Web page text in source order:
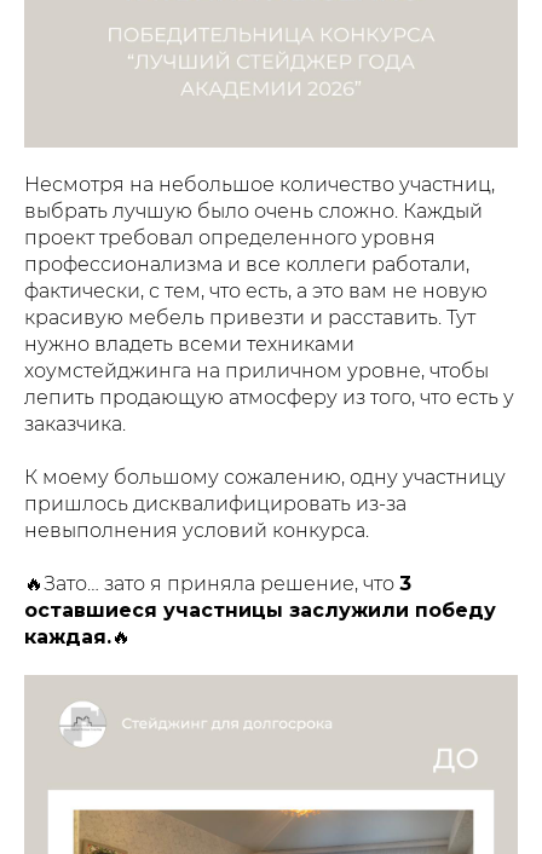
Несмотря на небольшое количество участниц,
выбрать лучшую было очень сложно. Каждый
проект требовал определенного уровня
профессионализма и все коллеги работали,
фактически, с тем, что есть, а это вам не новую
красивую мебель привезти и расставить. Тут
нужно владеть всеми техниками
хоумстейджинга на приличном уровне, чтобы
лепить продающую атмосферу из того, что есть у
заказчика.
К моему большому сожалению, одну участницу
пришлось дисквалифицировать из-за
невыполнения условий конкурса.
🔥Зато… зато я приняла решение, что 3
оставшиеся участницы заслужили победу
каждая.🔥